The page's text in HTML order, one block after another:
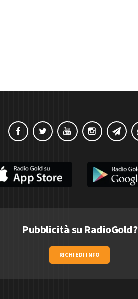
Pubblicità su RadioGold?
RICHIEDI INFO